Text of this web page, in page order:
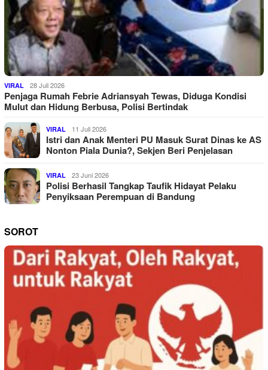
VIRAL 28 Juli 2026
Penjaga Rumah Febrie Adriansyah Tewas, Diduga Kondisi
Mulut dan Hidung Berbusa, Polisi Bertindak
VIRAL 11 Juli 2026
Istri dan Anak Menteri PU Masuk Surat Dinas ke AS
Nonton Piala Dunia?, Sekjen Beri Penjelasan
VIRAL 23 Juni 2026
Polisi Berhasil Tangkap Taufik Hidayat Pelaku
Penyiksaan Perempuan di Bandung
SOROT